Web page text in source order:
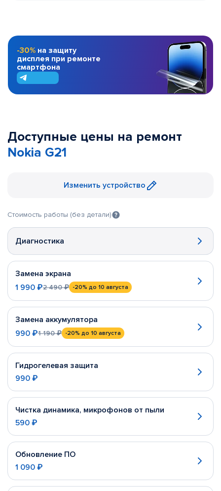
-30% на защиту
дисплея при ремонте
смартфона
Доступные цены на ремонт
Nokia G21
Изменить устройство
Стоимость работы (без детали)
Диагностика
Замена экрана
1 990 ₽2 490 ₽ -20% до 10 августа
Замена аккумулятора
990 ₽1 190 ₽ -20% до 10 августа
Гидрогелевая защита
990 ₽
Чистка динамика, микрофонов от пыли
590 ₽
Обновление ПО
1 090 ₽